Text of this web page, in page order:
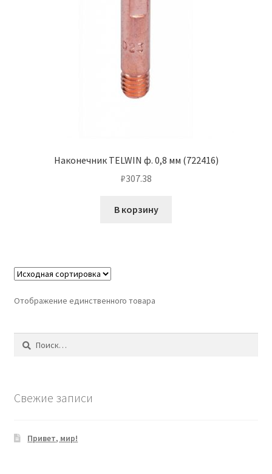
Наконечник TELWIN ф. 0,8 мм (722416)
₽307.38
В корзину
Отображение единственного товара
Найти:
Свежие записи
Привет, мир!